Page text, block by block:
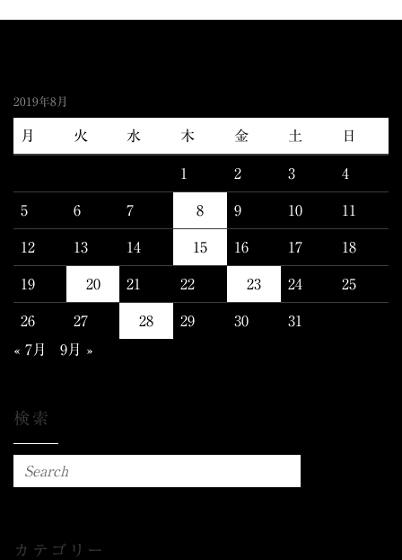
2019年8月
月 火 水 木 金 土 日
1 2 3 4
5 6 7 8 9 10 11
12 13 14 15 16 17 18
19 20 21 22 23 24 25
26 27 28 29 30
31
« 7月
9月 »
検索
カテゴリー